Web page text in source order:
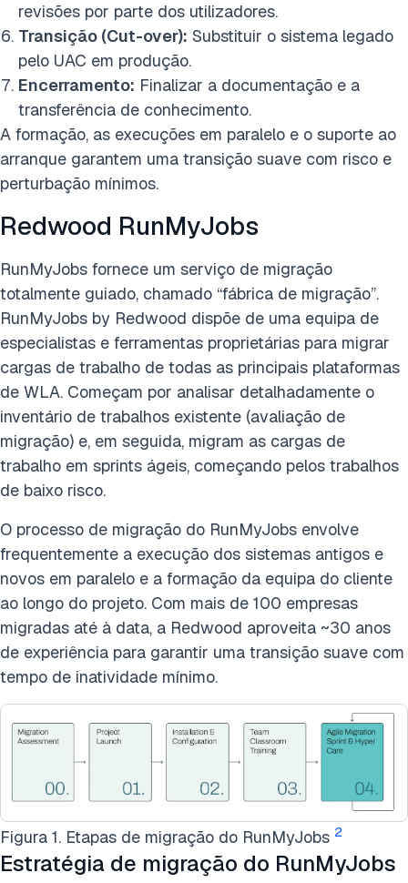
revisões por parte dos utilizadores.
Transição (Cut-over): Substituir o sistema legado
pelo UAC em produção.
Encerramento: Finalizar a documentação e a
transferência de conhecimento.
A formação, as execuções em paralelo e o suporte ao
arranque garantem uma transição suave com risco e
perturbação mínimos.
Redwood RunMyJobs
RunMyJobs fornece um serviço de migração
totalmente guiado, chamado “fábrica de migração”.
RunMyJobs by Redwood dispõe de uma equipa de
especialistas e ferramentas proprietárias para migrar
cargas de trabalho de todas as principais plataformas
de WLA. Começam por analisar detalhadamente o
inventário de trabalhos existente (avaliação de
migração) e, em seguida, migram as cargas de
trabalho em sprints ágeis, começando pelos trabalhos
de baixo risco.
O processo de migração do RunMyJobs envolve
frequentemente a execução dos sistemas antigos e
novos em paralelo e a formação da equipa do cliente
ao longo do projeto. Com mais de 100 empresas
migradas até à data, a Redwood aproveita ~30 anos
de experiência para garantir uma transição suave com
tempo de inatividade mínimo.
Figura 1. Etapas de migração do RunMyJobs 2
Estratégia de migração do RunMyJobs